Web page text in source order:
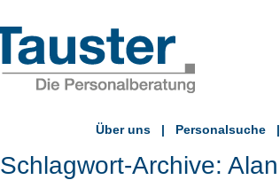
Über uns | Personalsuche |
Schlagwort-Archive: Alan